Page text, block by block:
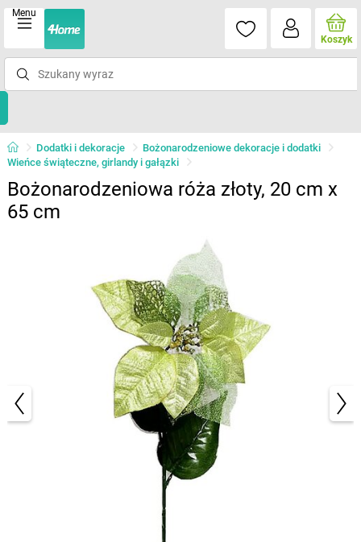
Menu
Koszyk
Dodatki i dekoracje
Bożonarodzeniowe dekoracje i dodatki
Wieńce świąteczne, girlandy i gałązki
Bożonarodzeniowa róża złoty, 20 cm x
65 cm